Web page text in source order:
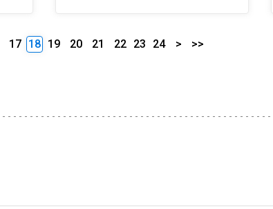
17 18 19 20 21 22 23 24 > >>